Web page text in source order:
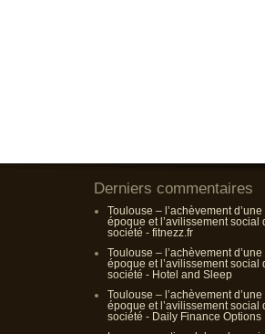
Derniers commentaires
Toulouse – l’achèvement d’une
époque et l’avilissement social
société - fitnezz.fr
Toulouse – l’achèvement d’une
époque et l’avilissement social
société - Hotel and Sleep
Toulouse – l’achèvement d’une
époque et l’avilissement social
société - Daily Finance Options